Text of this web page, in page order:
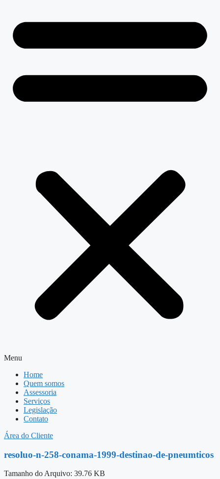
Menu
Home
Quem somos
Assessoria
Serviços
Legislação
Contato
Área do Cliente
resoluo-n-258-conama-1999-destinao-de-pneumticos
Tamanho do Arquivo: 39.76 KB